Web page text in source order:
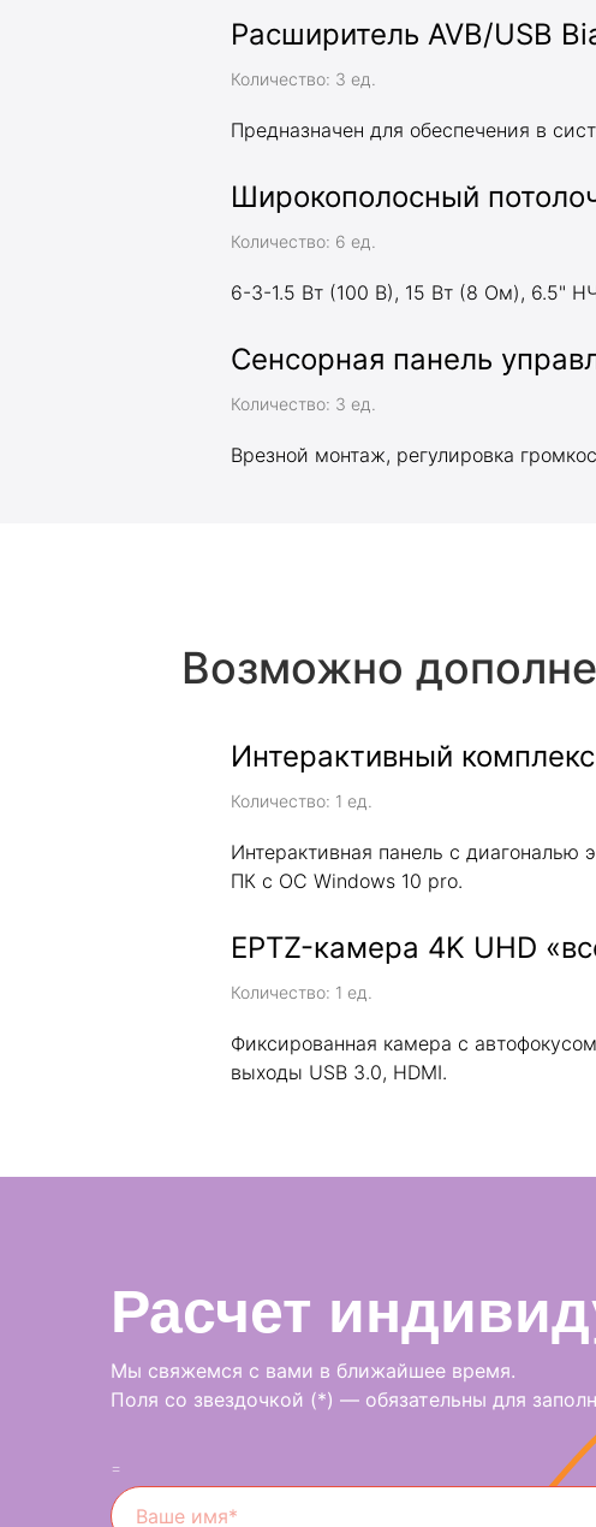
Расширитель AVB/USB
Количество: 3 ед.
Предназначен для обеспечения в
Широкополосный
Количество: 6 ед.
6-3-1.5 Вт (100 В), 15 Вт (8 Ом), 6.5"
Сенсорная панель
Количество: 3 ед.
Врезной монтаж, регулировка
Возможно
Интерактивный
Количество: 1 ед.
Интерактивная панель с
ПК c ОС Windows 10 pro.
EPTZ-камера 4K UHD
Количество: 1 ед.
Фиксированная камера с
выходы USB 3.0, HDMI.
=
Мы свяжемся с вами в ближайшее время.
Поля со звездочкой (*) — обязательны для
Расчет